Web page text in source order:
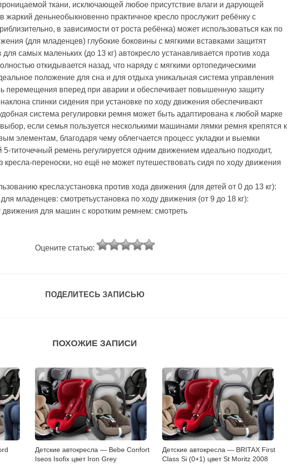
ткани, исключающей любое присутствие влаги и дарующей
жаркий деньнеобыкновенно практичное кресло прослужит ребёнку с
в зависимости от роста ребёнка) может использоваться как по
(для младенцев) глубокие боковины с мягкими вставками защитят
самых маленьких (до 13 кг) автокресло устанавливается против хода
откидывается назад, что наряду с мягкими ортопедическими
положение для сна и для отдыха уникальная система управления
перемещения вперед при аварии и обеспечивает повышенную защиту
спинки сидения при установке по ходу движения обеспечивают
система регулировки ремня может быть адаптирована к любой марке
если семья пользуется несколькими машинами лямки ремня крепятся к
элементам, благодаря чему облегчается процесс укладки и выемки
5-титочечный ремень регулируется одним движением идеально подходит,
кресла-переноски, но ещё не может путешествовать сидя по ходу движения
кресла:установка против хода движения (для детей от 0 до 13 кг):
младенцев: смотретьустановка по ходу движения (от 9 до 18 кг):
движения для машин с коротким ремнем: смотреть
Оцените статью:
ПОДЕЛИТЕСЬ ЗАПИСЬЮ
ПОХОЖИЕ ЗАПИСИ
Детские автокресла — Bebe Confort
Iseos Isofix цвет Iron Grey
Детские автокресла — BRITAX First
Class Si (0+1) цвет St Moritz 2008